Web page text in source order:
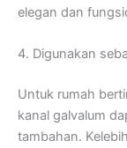
elegan dan
4. Digunakan
Untuk rumah
kanal galvalum
tambahan.